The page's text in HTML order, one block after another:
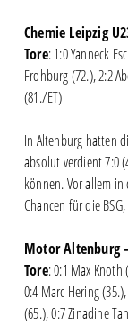
Chemie Leipzig
Tore: 1:0 Yanneck
Frohburg (72.), 2:2
(81./ET)
In Altenburg hatten
absolut verdient 7:0
können. Vor allem
Chancen für die
Motor Altenburg
Tore: 0:1 Max Knoth
0:4 Marc Hering
(65.), 0:7 Zinadine